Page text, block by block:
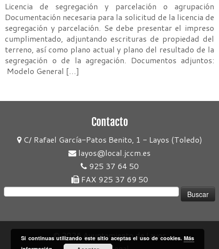
Licencia de segregación y parcelación o agrupación
Documentación necesaria para la solicitud de la licencia de
segregación y parcelación. Se debe presentar el impreso
cumplimentado, adjuntando escrituras de propiedad del
terreno, así como plano actual y plano del resultado de la
segregación o de la agregación. Documentos adjuntos:
Modelo General […]
Contacto
C/ Rafael García-Patos Benito, 1 - Layos (Toledo)
layos@local.jccm.es
925 37 64 50
FAX 925 37 69 50
© 2026 Ayuntamiento de Layos
Si continuas utilizando este sitio aceptas el uso de cookies. Más